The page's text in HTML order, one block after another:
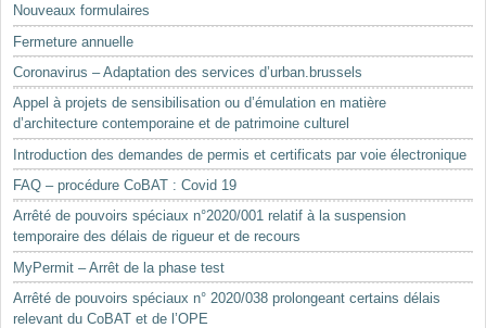
Nouveaux formulaires
Fermeture annuelle
Coronavirus – Adaptation des services d’urban.brussels
Appel à projets de sensibilisation ou d’émulation en matière
d’architecture contemporaine et de patrimoine culturel
Introduction des demandes de permis et certificats par voie électronique
FAQ – procédure CoBAT : Covid 19
Arrêté de pouvoirs spéciaux n°2020/001 relatif à la suspension
temporaire des délais de rigueur et de recours
MyPermit – Arrêt de la phase test
Arrêté de pouvoirs spéciaux n° 2020/038 prolongeant certains délais
relevant du CoBAT et de l’OPE